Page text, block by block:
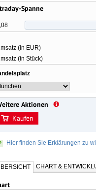
Spanne
(in EUR)
(in Stück)
Aktionen
Kaufen
Hier finden Sie Erklärungen zu
CHART &